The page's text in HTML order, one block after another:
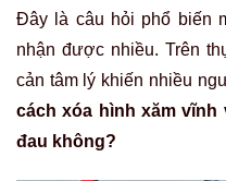
Đây là câu hỏi phổ biến
nhận được nhiều. Trên
cản tâm lý khiến nhiều
cách xóa hình xăm vĩnh
đau không?